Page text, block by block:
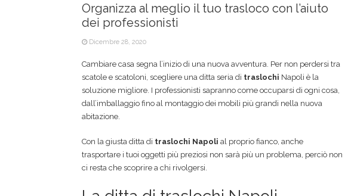
Organizza al meglio il tuo trasloco con l’aiuto
dei professionisti
Dicembre 28, 2020
Cambiare casa segna l’inizio di una nuova avventura. Per non perdersi tra
scatole e scatoloni, scegliere una ditta seria di traslochi Napoli è la
soluzione migliore. I professionisti sapranno come occuparsi di ogni cosa,
dall’imballaggio fino al montaggio dei mobili più grandi nella nuova
abitazione.
Con la giusta ditta di traslochi Napoli al proprio fianco, anche
trasportare i tuoi oggetti più preziosi non sarà più un problema, perciò non
ci resta che scoprire a chi rivolgersi.